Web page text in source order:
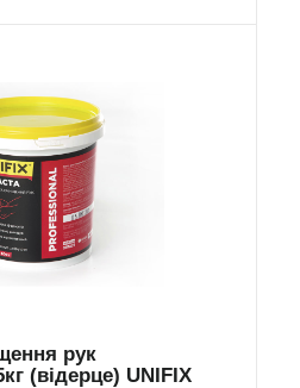
рук
(відерце) UNIFIX